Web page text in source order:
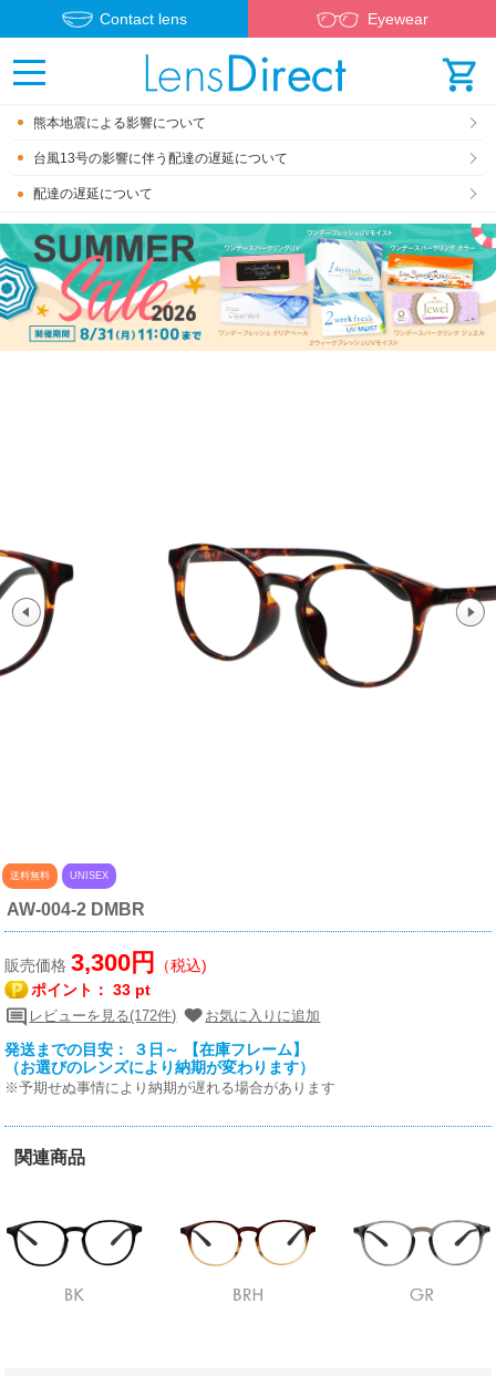
Contact lens Eyewear
熊本地震による影響について
台風13号の影響に伴う配達の遅延について
配達の遅延について
送料無料 UNISEX
AW-004-2 DMBR
販売価格3,300円
（税込)
ポイント：33 pt
レビューを見る(172件) お気に入りに追加
発送までの目安： ３日～ 【在庫フレーム】
（お選びのレンズにより納期が変わります）
※予期せぬ事情により納期が遅れる場合があります
関連商品